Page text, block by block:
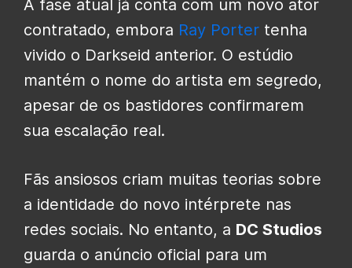
A fase atual já conta com um novo ator
contratado, embora Ray Porter tenha
vivido o Darkseid anterior. O estúdio
mantém o nome do artista em segredo,
apesar de os bastidores confirmarem
sua escalação real.
Fãs ansiosos criam muitas teorias sobre
a identidade do novo intérprete nas
redes sociais. No entanto, a DC Studios
guarda o anúncio oficial para um